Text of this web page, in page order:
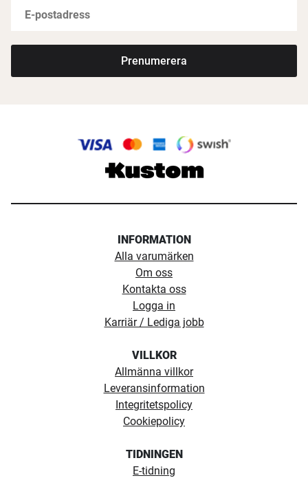
Prenumerera
INFORMATION
Alla varumärken
Om oss
Kontakta oss
Logga in
Karriär / Lediga jobb
VILLKOR
Allmänna villkor
Leveransinformation
Integritetspolicy
Cookiepolicy
TIDNINGEN
E-tidning